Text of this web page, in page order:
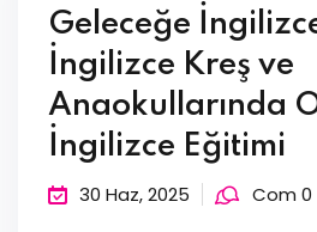
Geleceğe
İngilizce Kreş ve
Anaokullarında
İngilizce Eğitimi
30 Haz, 2025 Com 0